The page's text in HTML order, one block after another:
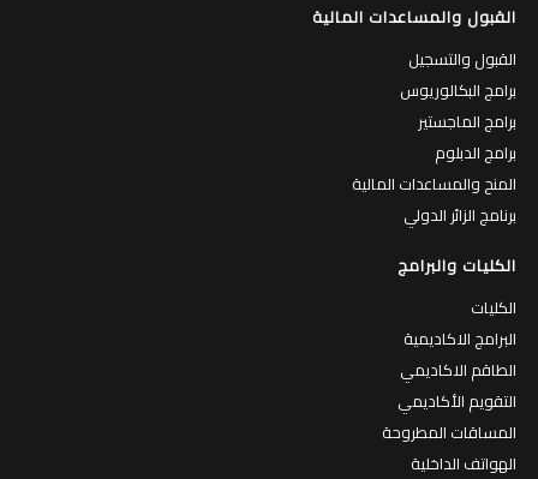
القبول والمساعدات المالية
القبول والتسجيل
برامج البكالوريوس
برامج الماجستير
برامج الدبلوم
المنح والمساعدات المالية
برنامج الزائر الدولي
الكليات والبرامج
الكليات
البرامج الاكاديمية
الطاقم الاكاديمي
التقويم الأكاديمي
المساقات المطروحة
الهواتف الداخلية